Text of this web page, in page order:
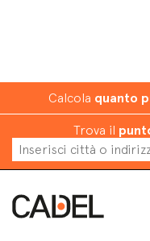
Calcola quanto
Trova il